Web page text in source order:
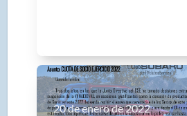
20 de enero de 2022